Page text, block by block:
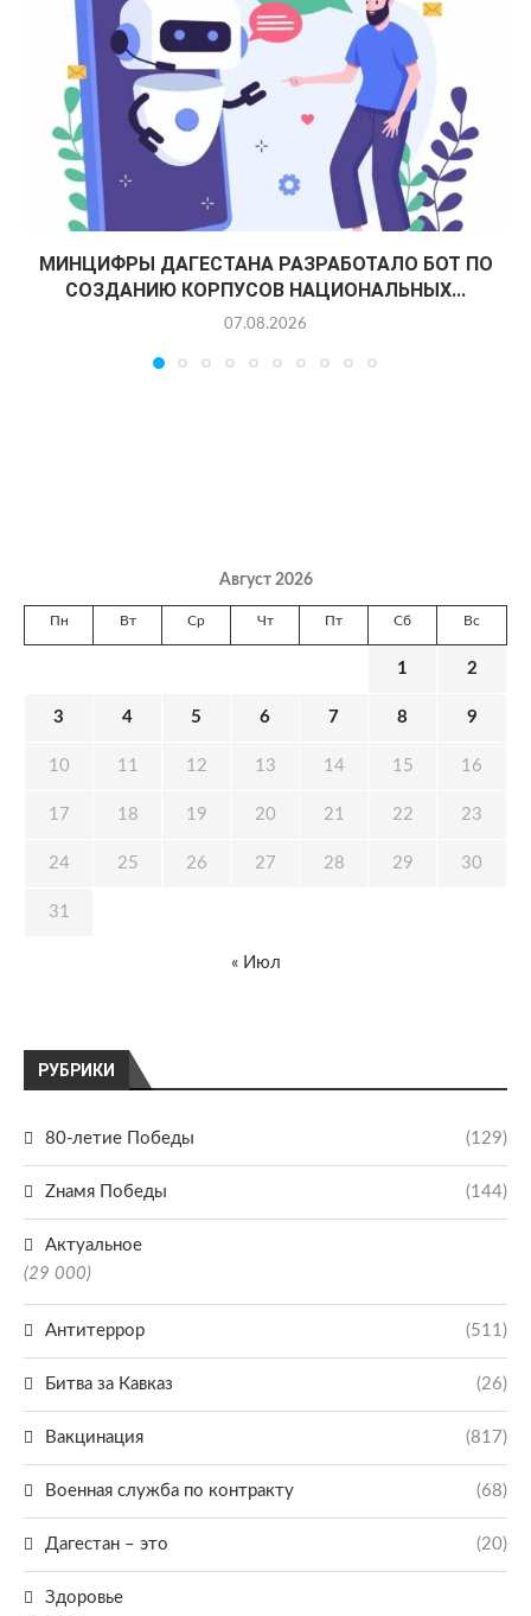
МИНЦИФРЫ ДАГЕСТАНА РАЗРАБОТАЛО БОТ ПО
СОЗДАНИЮ КОРПУСОВ НАЦИОНАЛЬНЫХ...
07.08.2026
РУБРИКИ
80-летие Победы (129)
Zнамя Победы (144)
Актуальное
(29 000)
Антитеррор (511)
Битва за Кавказ (26)
Вакцинация (817)
Военная служба по контракту (68)
Дагестан – это (20)
Здоровье
Август 2026
Пн Вт Ср Чт Пт Сб Вс
1 2
3 4 5 6 7 8 9
10 11 12 13 14 15 16
17 18 19 20 21 22 23
24 25 26 27 28 29 30
31
« Июл